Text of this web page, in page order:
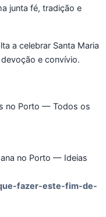
junta fé, tradição e
a celebrar Santa Maria
e convívio.
no Porto — Todos os
no Porto — Ideias
fazer-este-fim-de-